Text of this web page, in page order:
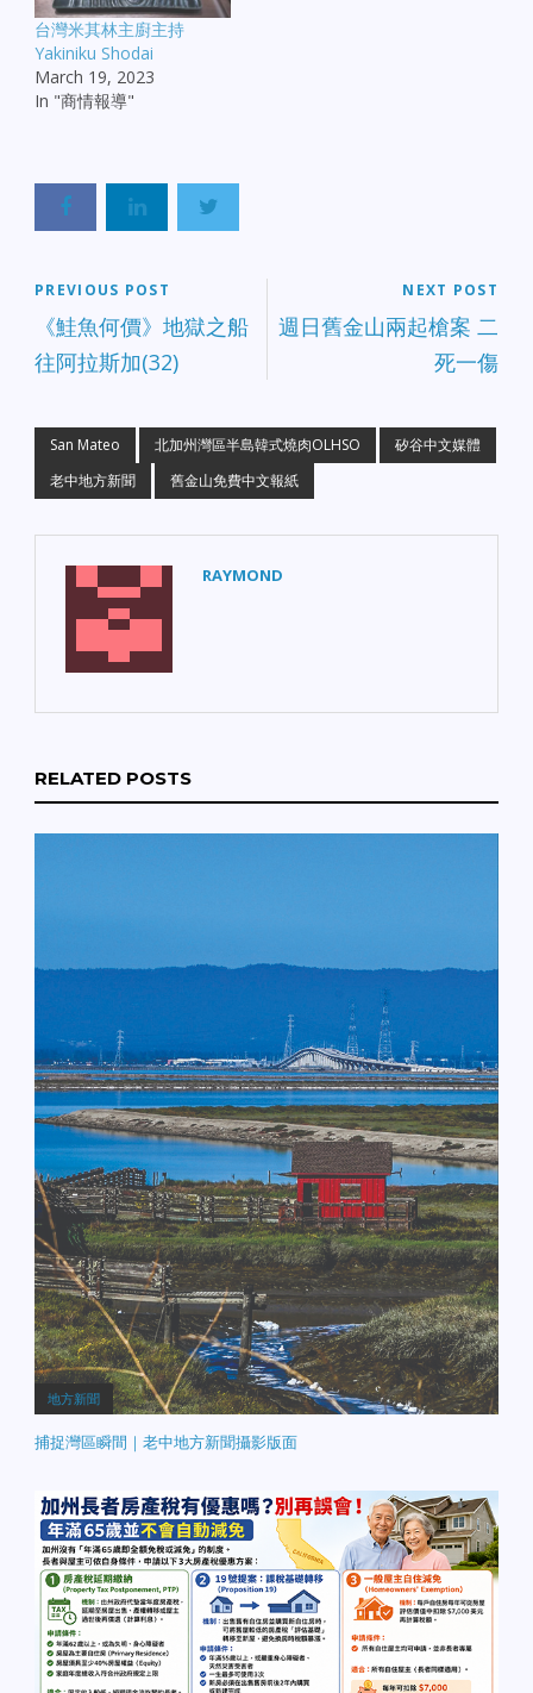
台灣米其林主廚主持
Yakiniku Shodai
March 19, 2023
In "商情報導"
PREVIOUS POST
《鮭魚何價》地獄之船
往阿拉斯加(32)
NEXT POST
週日舊金山兩起槍案 二
死一傷
San Mateo 北加州灣區半島韓式燒肉OLHSO
矽谷中文媒體
老中地方新聞
舊金山免費中文報紙
RAYMOND
RELATED POSTS
地方新聞
捕捉灣區瞬間｜老中地方新聞攝影版面